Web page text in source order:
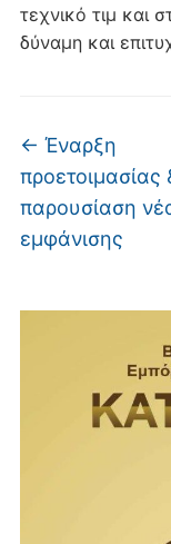
τεχνικό τιμ και
δύναμη και
← Έναρξη
προετοιμασίας
παρουσίαση
εμφάνισης